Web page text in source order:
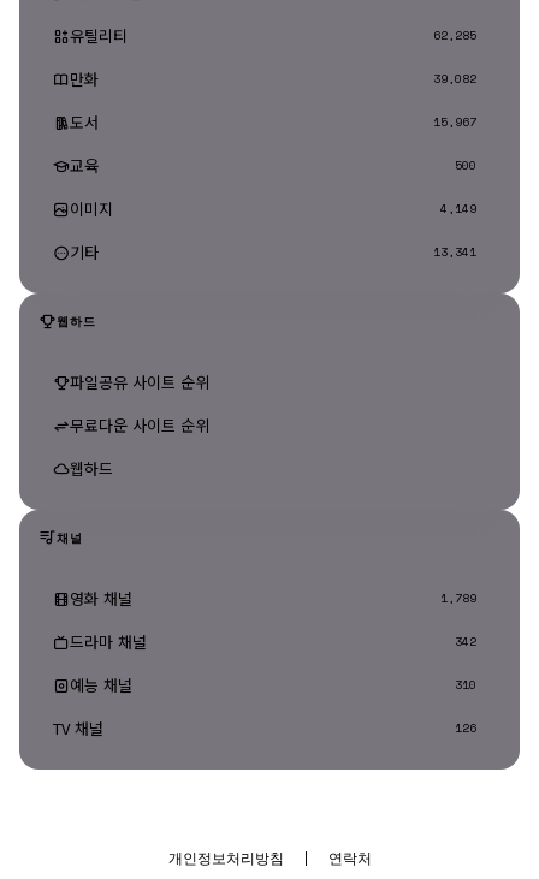
유틸리티 62,285
만화 39,082
도서 15,967
교육 500
이미지 4,149
기타 13,341
웹하드
파일공유 사이트 순위
무료다운 사이트 순위
웹하드
채널
영화 채널 1,789
드라마 채널 342
예능 채널 310
TV 채널 126
개인정보처리방침 |
연락처